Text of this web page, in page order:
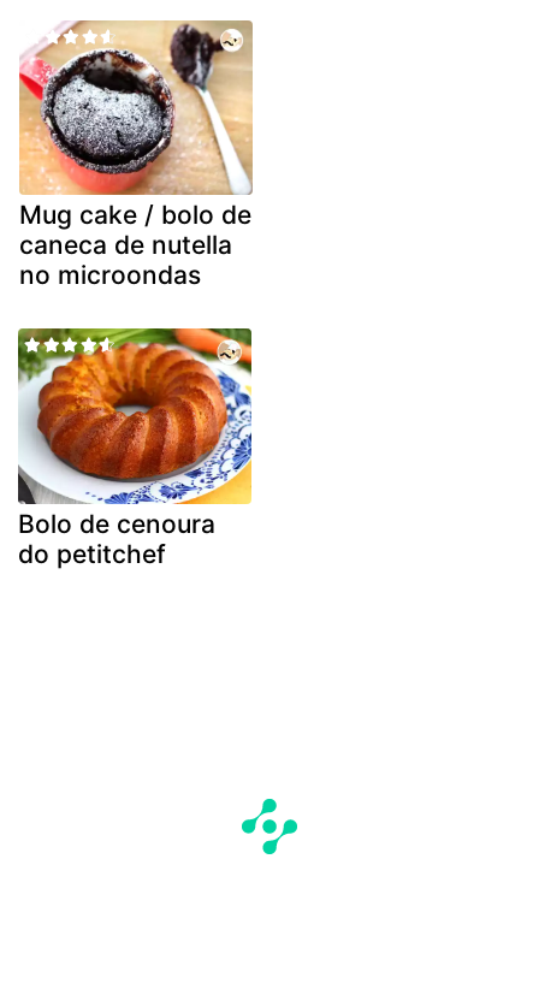
Mug cake / bolo de
caneca de nutella
no microondas
Bolo de cenoura
do petitchef